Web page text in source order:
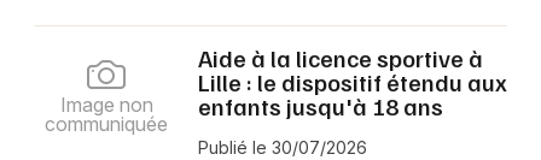
Aide à la licence sportive à
Lille : le dispositif étendu aux
enfants jusqu'à 18 ans
Publié le 30/07/2026
Image non
communiquée